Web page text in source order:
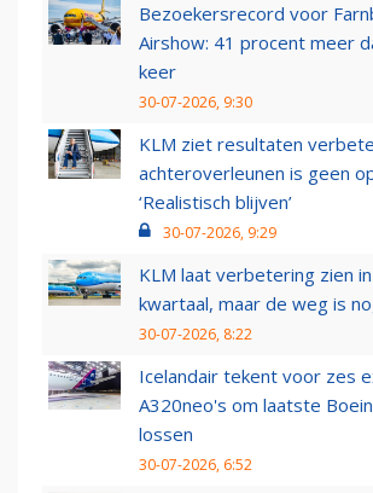
Bezoekersrecord voor
Airshow: 41 procent meer
keer
30-07-2026, 9:30
KLM ziet resultaten
achteroverleunen is geen
‘Realistisch blijven’
30-07-2026, 9:29
KLM laat verbetering zien
kwartaal, maar de weg is
30-07-2026, 8:22
Icelandair tekent voor zes
A320neo's om laatste
lossen
30-07-2026, 6:52